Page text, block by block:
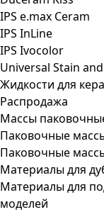
IPS e.max Ceram
IPS InLine
IPS Ivocolor
Universal Stain
Жидкости для
Распродажа
Массы
Паковочные
Паковочные
Материалы для
Материалы для
моделей